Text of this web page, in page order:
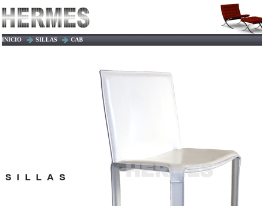
INICIO SILLAS CAB